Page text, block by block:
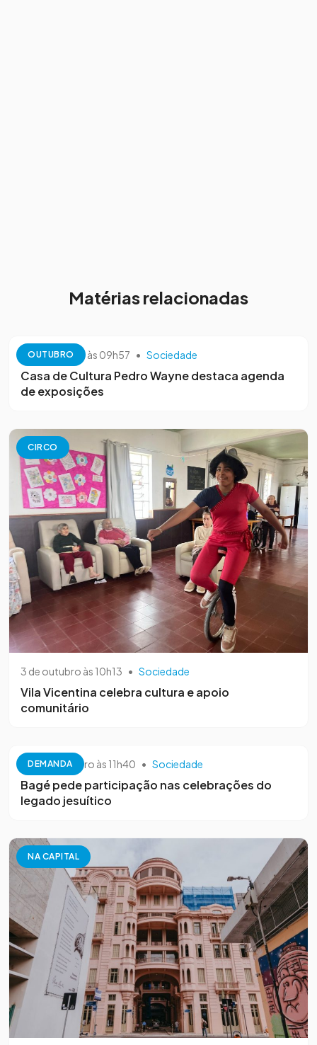
Matérias relacionadas
OUTUBRO
13 de outubro às 09h57 • Sociedade
Casa de Cultura Pedro Wayne destaca agenda
de exposições
CIRCO
3 de outubro às 10h13 • Sociedade
Vila Vicentina celebra cultura e apoio
comunitário
DEMANDA
26 de setembro às 11h40 • Sociedade
Bagé pede participação nas celebrações do
legado jesuítico
NA CAPITAL